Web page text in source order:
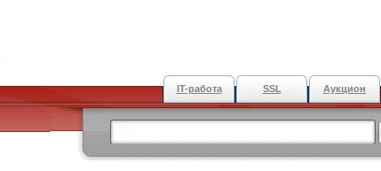
IT-работа SSL Аукцион